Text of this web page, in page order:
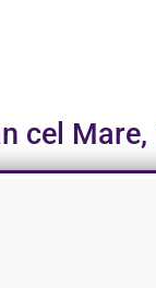
cel Mare,